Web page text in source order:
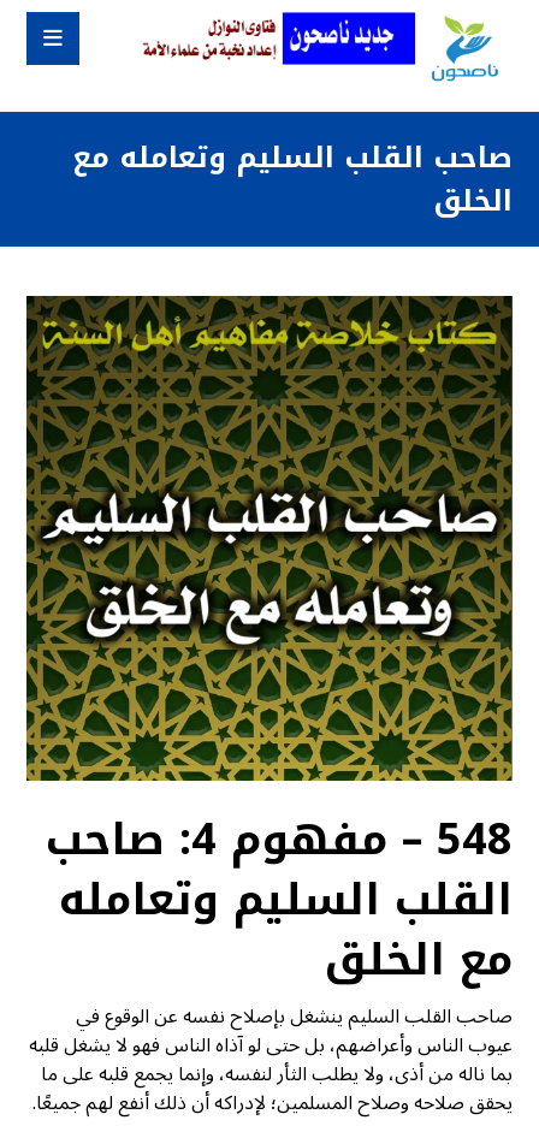
صاحب القلب السليم وتعامله مع
الخلق
548 – مفهوم 4: صاحب
القلب السليم وتعامله
مع الخلق
صاحب القلب السليم ينشغل بإصلاح نفسه عن الوقوع في
عيوب الناس وأعراضهم، بل حتى لو آذاه الناس فهو لا يشغل قلبه
بما ناله من أذى، ولا يطلب الثأر لنفسه، وإنما يجمع قلبه على ما
يحقق صلاحه وصلاح المسلمين؛ لإدراكه أن ذلك أنفع لهم جميعًا.